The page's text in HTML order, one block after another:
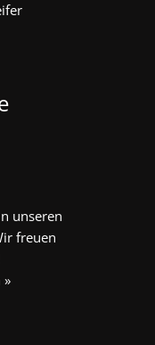
unseren
freuen
»